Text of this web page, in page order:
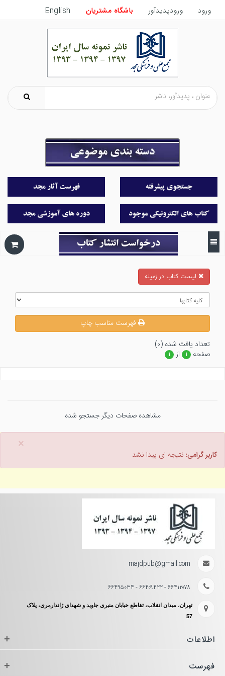
ورود ورودپدیدآور باشگاه مشتریان English
ليست كتاب در زمينه
فهرست مناسب چاپ
تعداد يافت شده (۰)
صفحه
۱ از ۱
مشاهده صفحات دیگر جستجو شده
×
کاربر گرامی؛ نتیجه ای پیدا نشد
majdpub@gmail.com
۶۶۴۱۲۰۷۸ - ۶۶۴۰۹۴۲۲ - ۶۶۴۹۵۰۳۴
تهران، میدان انقلاب، تقاطع خیابان منیری جاوید و شهدای ژاندارمری، پلاک
57
اطلاعات +
فهرست +